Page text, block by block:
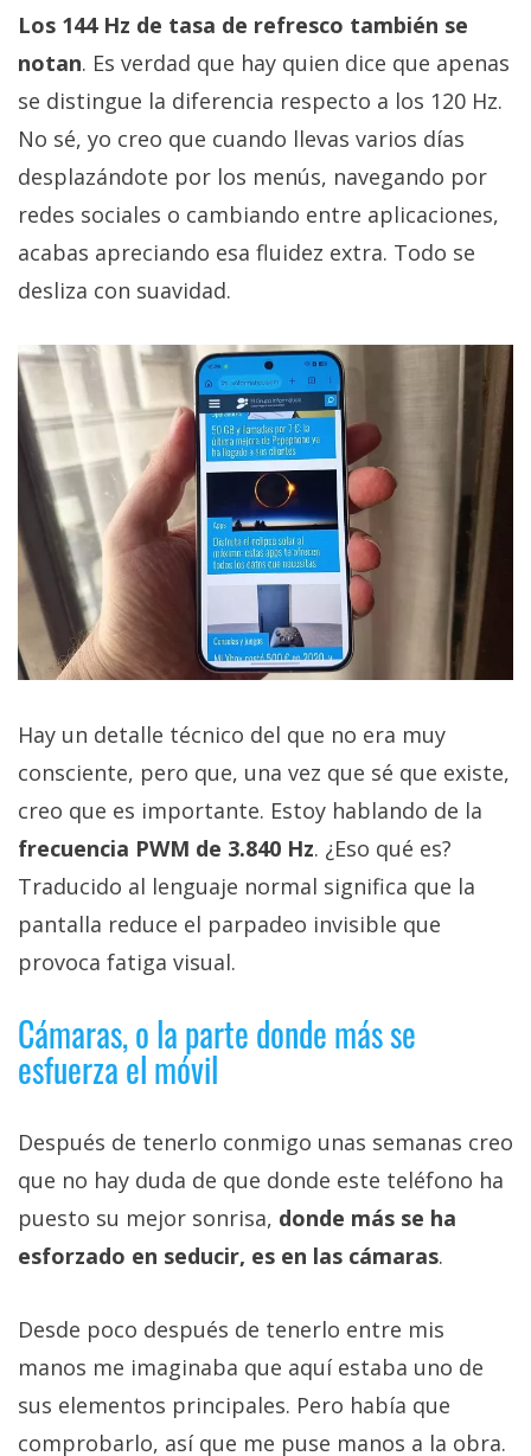
Los 144 Hz de tasa de refresco también se
notan. Es verdad que hay quien dice que apenas
se distingue la diferencia respecto a los 120 Hz.
No sé, yo creo que cuando llevas varios días
desplazándote por los menús, navegando por
redes sociales o cambiando entre aplicaciones,
acabas apreciando esa fluidez extra. Todo se
desliza con suavidad.
Hay un detalle técnico del que no era muy
consciente, pero que, una vez que sé que existe,
creo que es importante. Estoy hablando de la
frecuencia PWM de 3.840 Hz. ¿Eso qué es?
Traducido al lenguaje normal significa que la
pantalla reduce el parpadeo invisible que
provoca fatiga visual.
Cámaras, o la parte donde más se
esfuerza el móvil
Después de tenerlo conmigo unas semanas creo
que no hay duda de que donde este teléfono ha
puesto su mejor sonrisa, donde más se ha
esforzado en seducir, es en las cámaras.
Desde poco después de tenerlo entre mis
manos me imaginaba que aquí estaba uno de
sus elementos principales. Pero había que
comprobarlo, así que me puse manos a la obra.